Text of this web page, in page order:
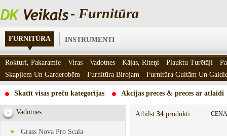
- Furnitūra
FURNITŪRA INSTRUMENTI
Skatīt visas preču kategorijas Akcijas preces & preces ar atlaidi
Vadotnes
Grass Nova Pro Scala
Atbilst 34 produkti
Rokturi, Pakaramie Viras Vadotnes Kājas, Riteņi Plauktu Turētāji
Skapjiem Un Garderobēm
Furnitūra Birojam Furnitūra Gultām Un